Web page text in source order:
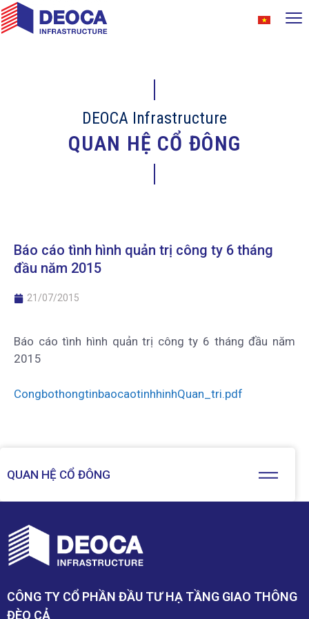
DEOCA Infrastructure
QUAN HỆ CỔ ĐÔNG
QUAN HỆ CỔ ĐÔNG
Báo cáo tình hình quản trị công ty 6 tháng
đầu năm 2015
21/07/2015
Báo cáo tình hình quản trị công ty 6 tháng đầu năm
2015
CongbothongtinbaocaotinhhinhQuan_tri.pdf
CÔNG TY CỔ PHẦN ĐẦU TƯ HẠ TẦNG GIAO THÔNG
ĐÈO CẢ